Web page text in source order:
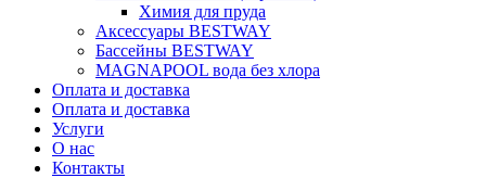
Химия для пруда
Аксессуары BESTWAY
Бассейны BESTWAY
MAGNAPOOL вода без хлора
Оплата и доставка
Оплата и доставка
Услуги
О нас
Контакты